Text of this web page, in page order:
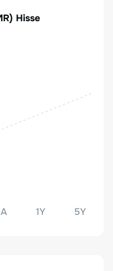
) Hisse
1Y 5Y